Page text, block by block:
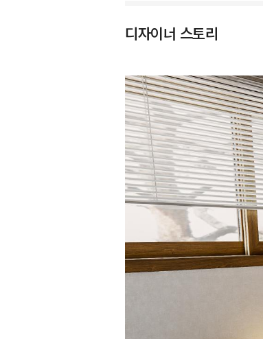
디자이너 스토리